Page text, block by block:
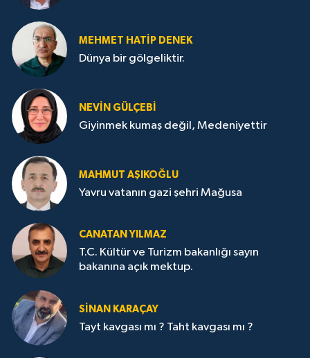
MEHMET HATİP DENEK
Dünya bir gölgeliktir.
NEVİN GÜLÇEBİ
Giyinmek kumaş değil, Medeniyettir
MAHMUT AŞIKOĞLU
Yavru vatanın gazi şehri Mağusa
CANATAN YILMAZ
T.C. Kültür ve Turizm bakanlığı sayın
bakanına açık mektup.
SİNAN KARAÇAY
Tayt kavgası mı ? Taht kavgası mı ?